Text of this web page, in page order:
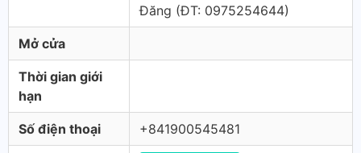
Đăng (ÐT: 0975254644)
Mở cửa
Thời gian giới
hạn
Số điện thoại +841900545481